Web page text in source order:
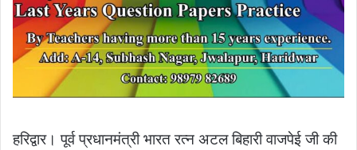
हरिद्वार। पूर्व प्रधानमंत्री भारत रत्न अटल बिहारी वाजपेई जी की